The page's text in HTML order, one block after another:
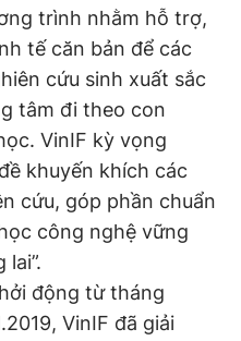
trình nhằm hỗ trợ,
tế căn bản để các
cứu sinh xuất sắc
tâm đi theo con
VinIF kỳ vọng
khuyến khích các
cứu, góp phần chuẩn
công nghệ vững
động từ tháng
VinIF đã giải